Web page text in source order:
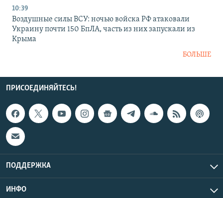
10:39
Воздушные силы ВСУ: ночью войска РФ атаковали
Украину почти 150 БпЛА, часть из них запускали из
Крыма
БОЛЬШЕ
ПРИСОЕДИНЯЙТЕСЬ!
ПОДДЕРЖКА
ИНФО